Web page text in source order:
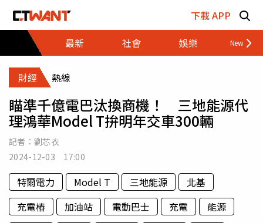
下載 APP
最新
社會 娛樂 財經
財經 熱線
瞄準千億電巴汰換商機！ 三地能源代
理鴻華Model T拚明年交車300輛
記者： 劉芯衣
2024-12-03 17:00
特爾電力 Model T 三地能源
北基
充電樁
加油站 電動巴士 充電
能源